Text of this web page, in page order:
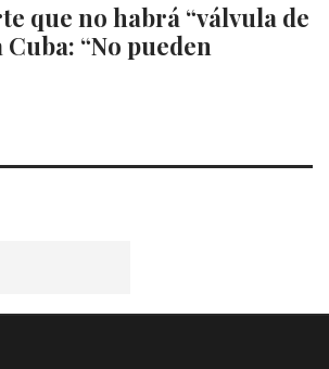
que no habrá “válvula de
Cuba: “No pueden